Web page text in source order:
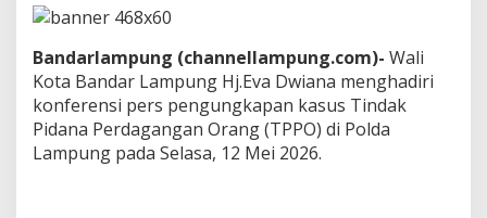
e
r
l
i
n
d
Bandarlampung (channellampung.com)- Wali
Kota Bandar Lampung Hj.Eva Dwiana menghadiri
konferensi pers pengungkapan kasus Tindak
Pidana Perdagangan Orang (TPPO) di Polda
Lampung pada Selasa, 12 Mei 2026.